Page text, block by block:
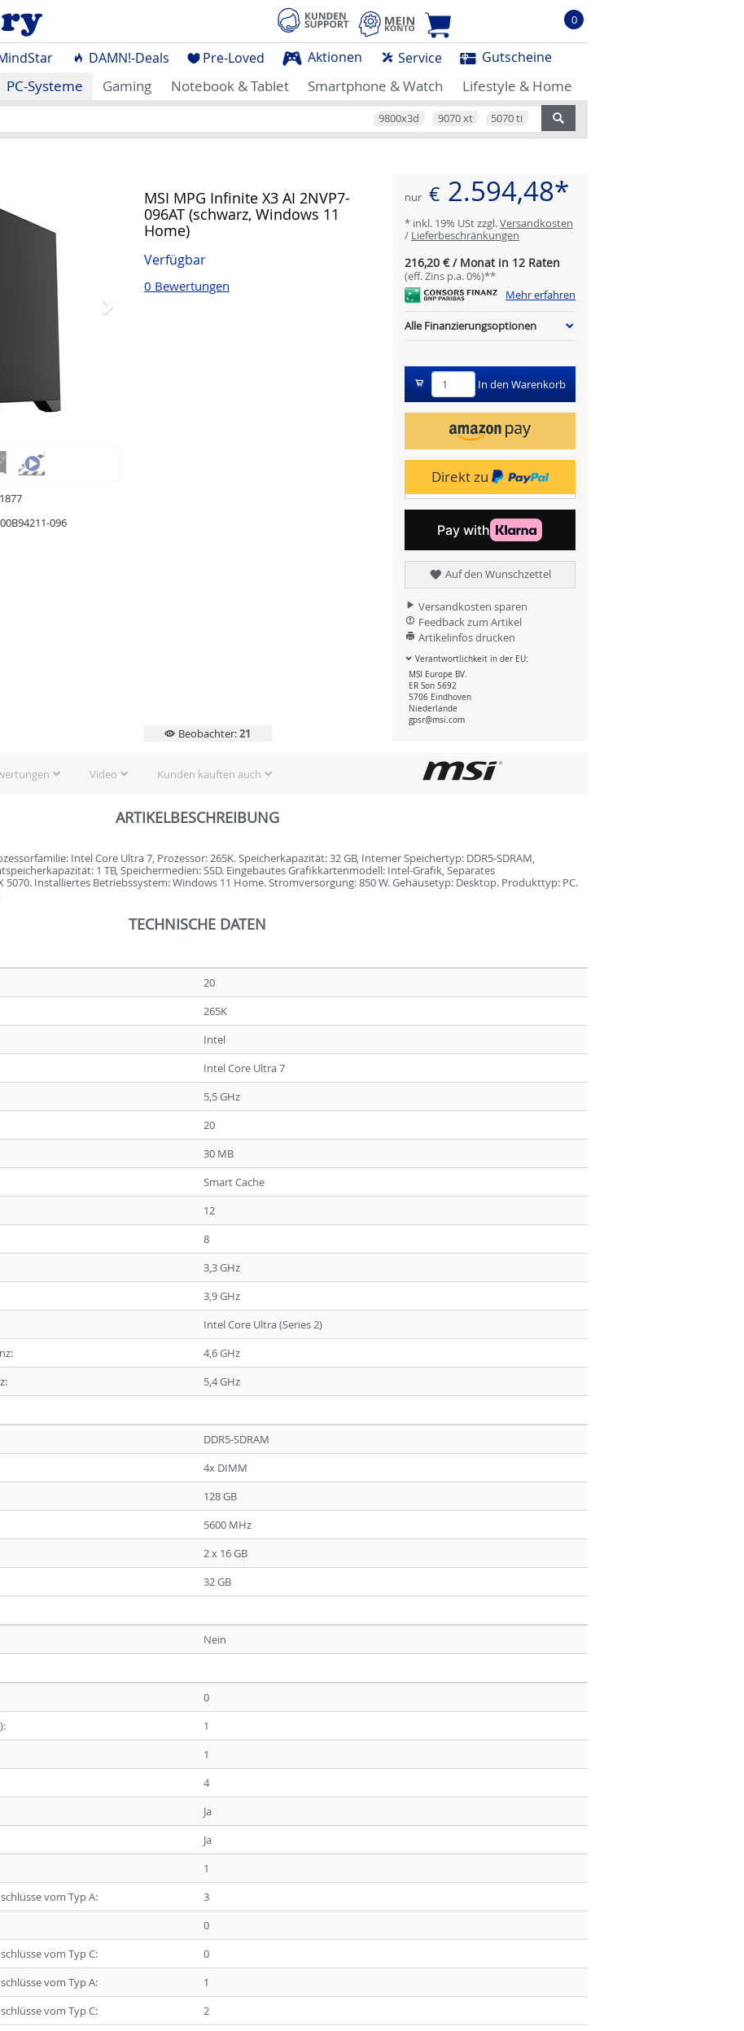
0
DAMN!-Deals Pre-Loved Aktionen Service Gutscheine
PC-Systeme Gaming Notebook & Tablet Smartphone & Watch Lifestyle & Home
9800x3d 9070 xt 5070 ti
00B94211-096
MSI MPG Infinite X3 AI 2NVP7-
096AT (schwarz, Windows 11
Home)
Verfügbar
0 Bewertungen
Beobachter:21
nur € 2.594,48*
* inkl. 19% USt zzgl.Versandkosten
/ Lieferbeschränkungen
216,20 € / Monat in 12 Raten
(eff. Zins p.a. 0%)**
Mehr erfahren
Alle Finanzierungsoptionen
In den Warenkorb
Direkt zu
Auf den Wunschzettel
Versandkosten sparen
Feedback zum Artikel
Artikelinfos drucken
Verantwortlichkeit in der EU:
MSI Europe BV.
ER Son 5692
5706 Eindhoven
Niederlande
gpsr@msi.com
Video Kunden kauften auch
ARTIKELBESCHREIBUNG
Intel Core Ultra 7, Prozessor: 265K. Speicherkapazität: 32 GB, Interner Speichertyp: DDR5-SDRAM,
1 TB, Speichermedien: SSD. Eingebautes Grafikkartenmodell: Intel-Grafik, Separates
5070. Installiertes Betriebssystem: Windows 11 Home. Stromversorgung: 850 W. Gehäusetyp: Desktop. Produkttyp: PC.
TECHNISCHE DATEN
20
265K
Intel
Intel Core Ultra 7
5,5 GHz
20
30 MB
Smart Cache
12
8
3,3 GHz
3,9 GHz
Intel Core Ultra (Series 2)
4,6 GHz
5,4 GHz
DDR5-SDRAM
4x DIMM
128 GB
5600 MHz
2 x 16 GB
32 GB
Nein
0
1
1
4
Ja
Ja
1
vom Typ A:
3
0
vom Typ C:
0
vom Typ A:
1
vom Typ C:
2